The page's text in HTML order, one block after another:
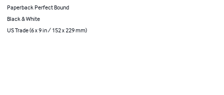
Paperback Perfect Bound
Black & White
US Trade (6 x 9 in / 152 x 229 mm)